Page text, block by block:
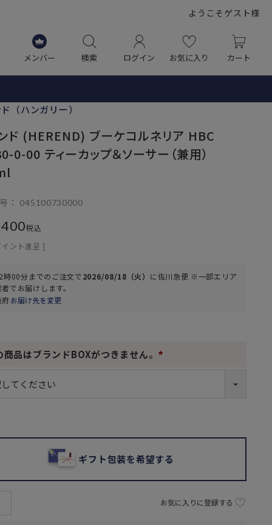
ようこそゲスト様
メンバー 検索 ログイン お気に入り カート
（ハンガリー）
ド (HEREND) ブーケコルネリア HBC
0-00 ティーカップ＆ソーサー（兼用）
045100730000
税込
イント進呈 ]
時00分までのご注文で2026/08/18（火） に佐川急便 ※一部エリア
者でお届けします。
府お届け先を変更
商品はブランドBOXがつきません。
ギフト包装を希望する
お気に入りに登録する